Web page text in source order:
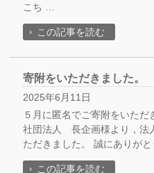
こち …
この記事を読む
寄附をいただきました。
2025年6月11日
５月に匿名でご寄附をいた
社団法人 長企画様より，法
ただきました。 誠にありが
この記事を読む